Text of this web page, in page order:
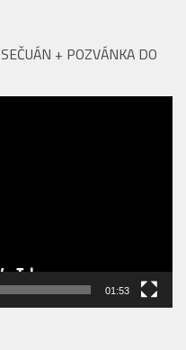
+ POZVÁNKA DO
01:53